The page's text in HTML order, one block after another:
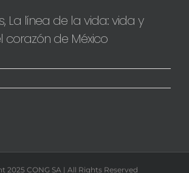
La línea de la vida: vida y
corazón de México
2025 CONG SA | All Rights Reserved